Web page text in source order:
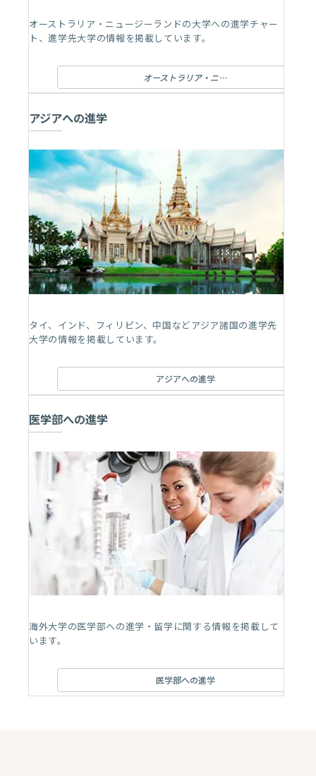
オーストラリア・ニュージーランドの大学への進学チャー
ト、進学先大学の情報を掲載しています。
オーストラリア・ニュージーランドへの進学
アジアへの進学
タイ、インド、フィリピン、中国などアジア諸国の進学先
大学の情報を掲載しています。
アジアへの進学
医学部への進学
海外大学の医学部への進学・留学に関する情報を掲載して
います。
医学部への進学